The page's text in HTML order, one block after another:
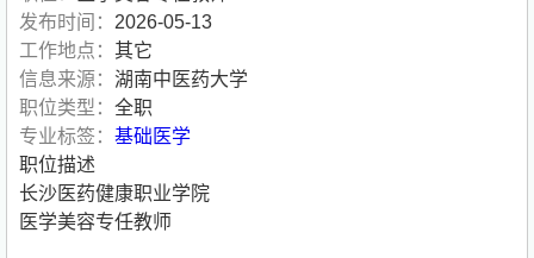
发布时间： 2026-05-13
工作地点： 其它
信息来源： 湖南中医药大学
职位类型： 全职
专业标签： 基础医学
职位描述
长沙医药健康职业学院
医学美容专任教师